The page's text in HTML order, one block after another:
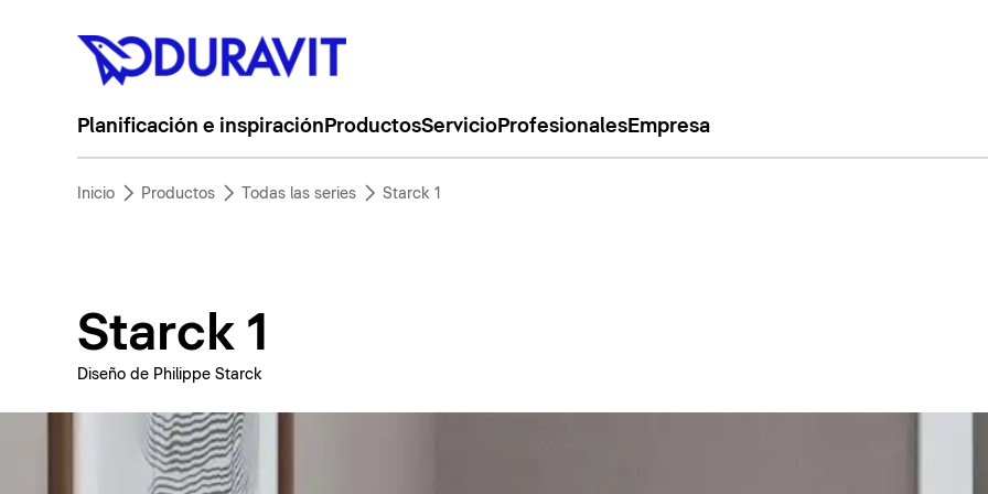
Planificación e inspiración ProductosServicioProfesionalesEmpresa
Inicio Productos Todas las series Starck 1
Starck 1
Diseño de Philippe Starck